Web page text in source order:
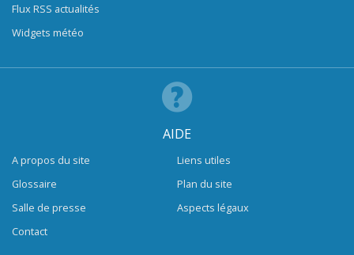
Flux RSS actualités
Widgets météo
AIDE
A propos du site
Glossaire
Salle de presse
Contact
Liens utiles
Plan du site
Aspects légaux